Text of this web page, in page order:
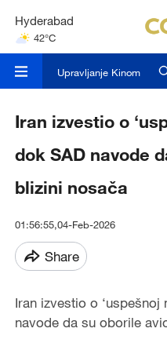
Hyderabad
42°C
Mumbai
Upravljanje Kinom
Iran izvestio o
dok SAD navode
blizini nosača
01:56:55,04-Feb-2026
Share
Iran izvestio o
navode da su oborile